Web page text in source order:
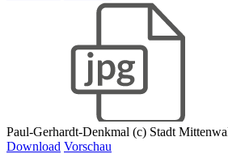
Paul-Gerhardt-Denkmal (c) Stadt
Download Vorschau